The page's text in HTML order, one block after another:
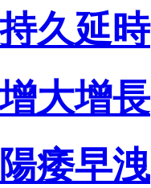
久延時
大增長
痿早洩